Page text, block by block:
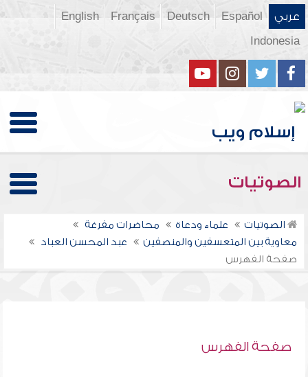
عربي Español
Deutsch
Français
English
Indonesia
الصوتيات
الصوتيات علماء ودعاة
محاضرات مفرغة
معاوية بين المتعسفين والمنصفين
عبد المحسن العباد
صفحة الفهرس
صفحة الفهرس